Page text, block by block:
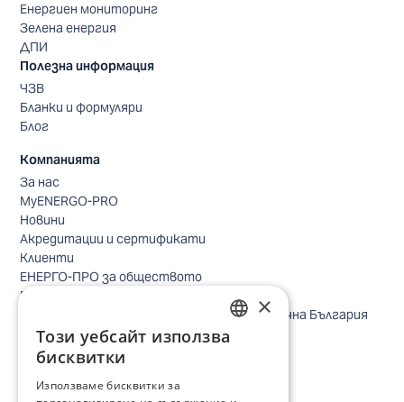
Енергиен мониторинг
Зелена енергия
ДПИ
Полезна информация
ЧЗВ
Бланки и формуляри
Блог
Компанията
За нас
MyENERGO-PRO
Новини
Акредитации и сертификати
Клиенти
ЕНЕРГО-ПРО за обществото
Реализирани проекти
Безопасно небе за птиците в Североизточна България
Безопасност
Контакти бизнес клиенти
Локации
BULGARIAN
×
Този уебсайт използва
бисквитки
Използваме бисквитки за